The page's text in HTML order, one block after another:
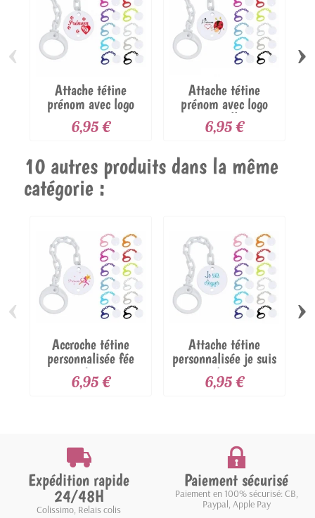
Attache tétine
prénom avec logo
cœur tunisie
6,95 €
Attache tétine
prénom avec logo
coccinelle...
6,95 €
‹ ›
10 autres produits dans la même
catégorie :
Accroche tétine
personnalisée fée
prénom
6,95 €
Attache tétine
personnalisée je suis
à...
6,95 €
‹ ›
Expédition rapide
24/48H
Colissimo, Relais colis
Paiement sécurisé
Paiement en 100% sécurisé: CB,
Paypal, Apple Pay